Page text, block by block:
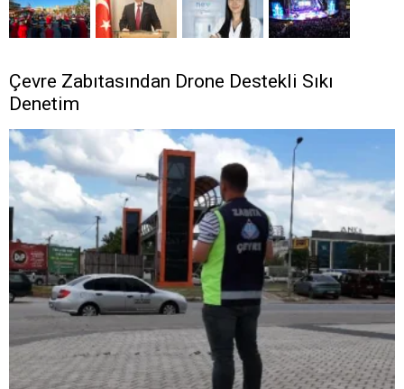
Çevre Zabıtasından Drone Destekli Sıkı
Denetim